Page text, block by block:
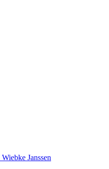
Wiebke Janssen